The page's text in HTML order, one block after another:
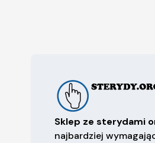
Sklep ze sterydami
najbardziej